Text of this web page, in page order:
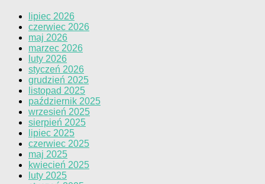
lipiec 2026
czerwiec 2026
maj 2026
marzec 2026
luty 2026
styczeń 2026
grudzień 2025
listopad 2025
październik 2025
wrzesień 2025
sierpień 2025
lipiec 2025
czerwiec 2025
maj 2025
kwiecień 2025
luty 2025